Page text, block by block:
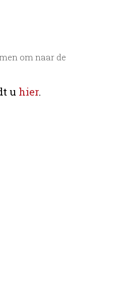
om naar de
u hier.